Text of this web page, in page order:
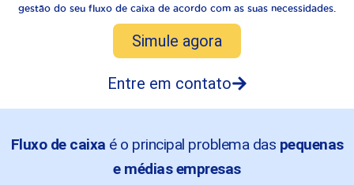
gestão do seu fluxo de caixa de acordo com as suas necessidades.
Simule agora
Entre em contato
Fluxo de caixa é o principal problema das pequenas
e médias empresas